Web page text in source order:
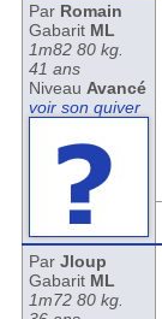
Par Romain
Gabarit ML
1m82 80 kg.
41 ans
Niveau Avancé
voir son quiver
Par Jloup
Gabarit ML
1m72 80 kg.